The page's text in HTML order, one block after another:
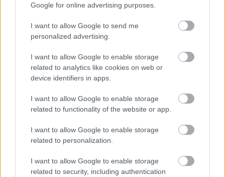
Google for online advertising purposes.
I want to allow Google to send me
personalized advertising.
I want to allow Google to enable storage
related to analytics like cookies on web or
device identifiers in apps.
I want to allow Google to enable storage
related to functionality of the website or app.
I want to allow Google to enable storage
related to personalization.
I want to allow Google to enable storage
related to security, including authentication
sejtik, hogy miközben a sajátos ízvilágú kalapos
köreteket fogyasztják, az immunrendszerüket
erősítik, az érrendszerüket tisztítják, a
glükózháztartásukat szabályozzák. A Távol-
Keleten már kétezer éve fogyasztják az enyhén
fokhagymaízű shiitake (Lentinula edodes)
gombát, amely amellett, hogy finom csemege,
számtalan egészségügyi probléma során
alkalmazható gyógyírként.
A vince.hu oldalon nemrég jelent meg cikk a
világ legdrágább gombáiról, amibőltöbb a